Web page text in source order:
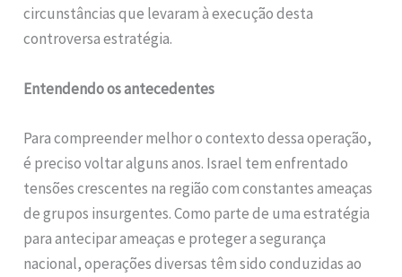
circunstâncias que levaram à execução desta
controversa estratégia.
Entendendo os antecedentes
Para compreender melhor o contexto dessa operação,
é preciso voltar alguns anos. Israel tem enfrentado
tensões crescentes na região com constantes ameaças
de grupos insurgentes. Como parte de uma estratégia
para antecipar ameaças e proteger a segurança
nacional, operações diversas têm sido conduzidas ao